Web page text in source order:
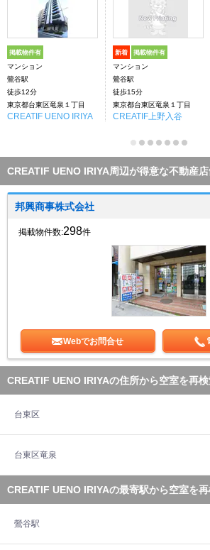
掲載物件有
マンション
鶯谷駅
徒歩12分
東京都台東区竜泉１丁目
CREATIF UENO IRIYA
新着 掲載物件有
マンション
鶯谷駅
徒歩15分
東京都台東区竜泉１丁目
CREATIF上野入谷
CREATIF UENO IRIYA周辺が得意な不動産
邦興商事株式会社
掲載物件数:298件
Webでお問合せ
CREATIF UENO IRIYAの住所から空室を再
台東区
台東区竜泉
CREATIF UENO IRIYAの最寄駅から空室を
鶯谷駅